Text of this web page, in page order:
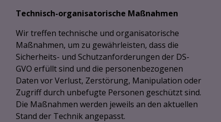
Technisch-organisatorische Maßnahmen
Wir treffen technische und organisatorische
Maßnahmen, um zu gewährleisten, dass die
Sicherheits- und Schutzanforderungen der DS-
GVO erfüllt sind und die personenbezogenen
Daten vor Verlust, Zerstörung, Manipulation oder
Zugriff durch unbefugte Personen geschützt sind.
Die Maßnahmen werden jeweils an den aktuellen
Stand der Technik angepasst.